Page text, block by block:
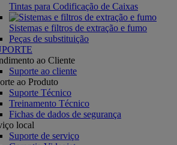
Tintas para Codificação de Caixas
Sistemas e filtros de extração e fumo
Peças de substituição
ao Cliente
Suporte ao cliente
ao Produto
Suporte Técnico
Treinamento Técnico
Fichas de dados de segurança
local
Suporte de serviço